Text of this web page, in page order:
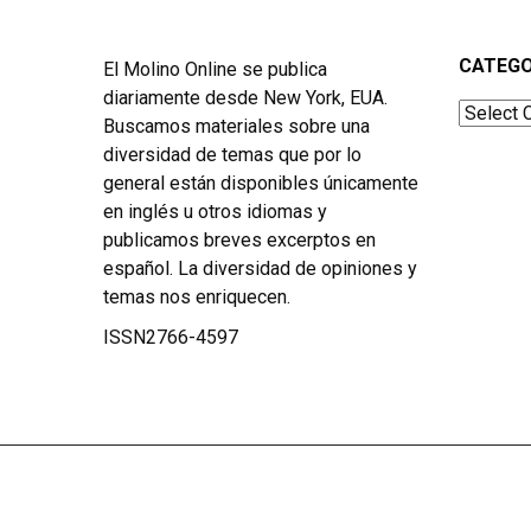
El Molino Online se publica
diariamente desde New York, EUA.
Buscamos materiales sobre una
diversidad de temas que por lo
general están disponibles únicamente
en inglés u otros idiomas y
publicamos breves excerptos en
español. La diversidad de opiniones y
temas nos enriquecen.
ISSN2766-4597